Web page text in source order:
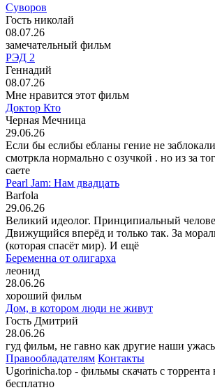
Суворов
Гость николай
08.07.26
замечательный фильм
РЭД 2
Геннадий
08.07.26
Мне нравится этот фильм
Доктор Кто
Черная Мечница
29.06.26
Если бы еслибы ебланы гение не
смотркла нормально с озучкой . но из за
саете
Pearl Jam: Нам двадцать
Barfola
29.06.26
Великий идеолог. Принципиальный
Движущийся вперёд и только так. За
(которая спасёт мир). И ещё
Беременна от олигарха
леонид
28.06.26
хороший фильм
Дом, в котором люди не живут
Гость Дмитрий
28.06.26
гуд фильм, не гавно как другие наши
Правообладателям Контакты
Ugorinicha.top - фильмы скачать с
бесплатно